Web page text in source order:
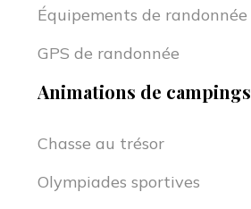
Équipements de randonnée
GPS de randonnée
Animations de campings
Chasse au trésor
Olympiades sportives